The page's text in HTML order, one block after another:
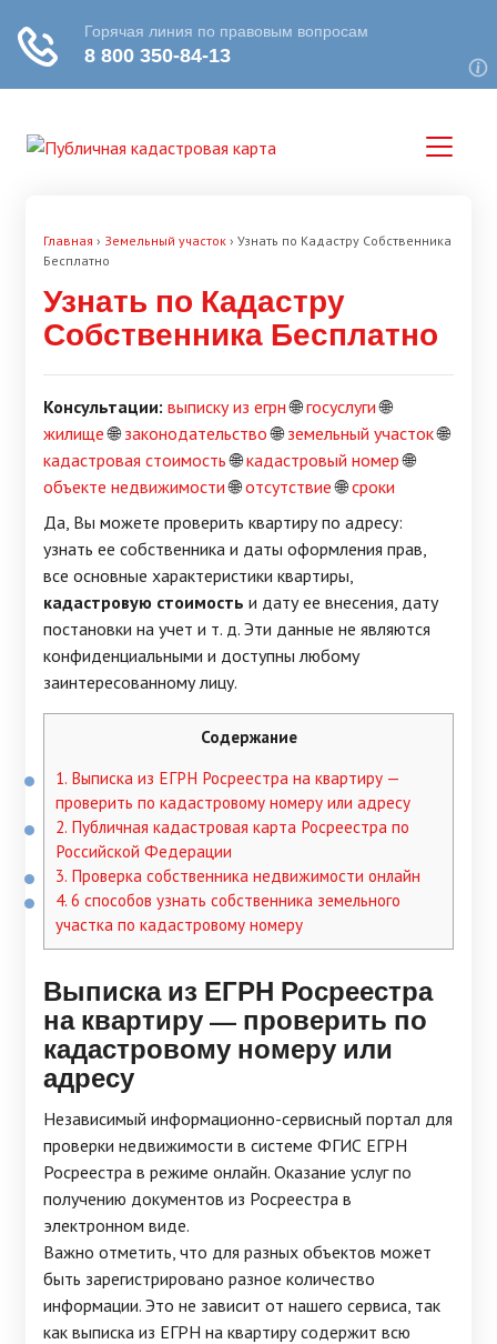
Главная › Земельный участок › Узнать по Кадастру Собственника
Бесплатно
Узнать по Кадастру
Собственника Бесплатно
Консультации: выписку из егрн🌐госуслуги🌐
жилище🌐законодательство🌐земельный участок🌐
кадастровая стоимость🌐кадастровый номер🌐
объекте недвижимости🌐отсутствие🌐сроки
Да, Вы можете проверить квартиру по адресу:
узнать ее собственника и даты оформления прав,
все основные характеристики квартиры,
кадастровую стоимость и дату ее внесения, дату
постановки на учет и т. д. Эти данные не являются
конфиденциальными и доступны любому
заинтересованному лицу.
Содержание
1. Выписка из ЕГРН Росреестра на квартиру —
проверить по кадастровому номеру или адресу
2. Публичная кадастровая карта Росреестра по
Российской Федерации
3. Проверка собственника недвижимости онлайн
4. 6 способов узнать собственника земельного
участка по кадастровому номеру
Выписка из ЕГРН Росреестра
на квартиру — проверить по
кадастровому номеру или
адресу
Независимый информационно-сервисный портал для
проверки недвижимости в системе ФГИС ЕГРН
Росреестра в режиме онлайн. Оказание услуг по
получению документов из Росреестра в
электронном виде.
Важно отметить, что для разных объектов может
быть зарегистрировано разное количество
информации. Это не зависит от нашего сервиса, так
как выписка из ЕГРН на квартиру содержит всю